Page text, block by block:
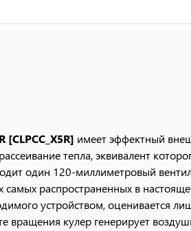
[CLPCC_X5R] имеет эффектный
тепла, эквивалент
один 120-миллиметровый
самых распространенных в
устройством, оценивается
кулер генерирует